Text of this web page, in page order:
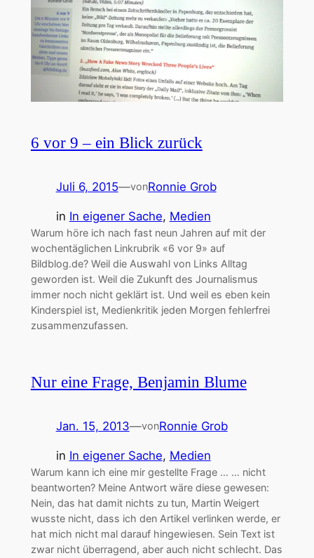
6 vor 9 – ein Blick zurück
Juli 6, 2015—vonRonnie Grob
in In eigener Sache, Medien
Warum höre ich nach fast neun Jahren auf mit der
wochentäglichen Linkrubrik «6 vor 9» auf
Bildblog.de? Weil die Auswahl von Links Alltag
geworden ist. Weil die Zukunft des Journalismus
immer noch nicht geklärt ist. Und weil es eben kein
Kinderspiel ist, Medienkritik jeden Morgen fehlerfrei
zusammenzufassen.
Nur eine Frage, Benjamin Blume
Jan. 15, 2013—vonRonnie Grob
in In eigener Sache, Medien
Warum kann ich eine mir gestellte Frage … … nicht
beantworten? Meine Antwort wäre diese gewesen:
Nein, das hat damit nichts zu tun, Martin Weigert
wusste nicht, dass ich den Artikel verlinken werde, er
hat mich nicht mal darauf hingewiesen. Sein Text ist
zwar nicht überragend, aber auch nicht schlecht. Das